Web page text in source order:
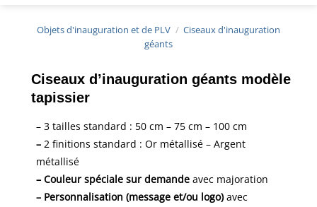
Objets d'inauguration et de PLV / Ciseaux d'inauguration
géants
Ciseaux d’inauguration géants modèle
tapissier
– 3 tailles standard : 50 cm – 75 cm – 100 cm
– 2 finitions standard : Or métallisé – Argent
métallisé
– Couleur spéciale sur demandeavec majoration
– Personnalisation (message et/ou logo)avec